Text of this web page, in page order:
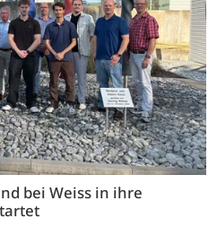
bei Weiss in ihre